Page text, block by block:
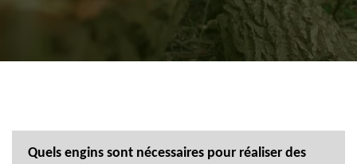
Quels engins sont nécessaires pour réaliser des